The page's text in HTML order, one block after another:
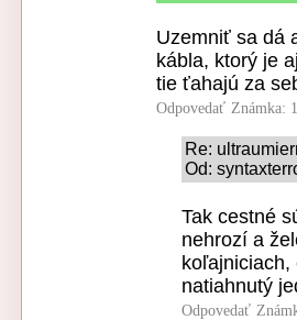
Uzemniť sa dá
kábla, ktorý je
tie ťahajú za
Odpovedať Známka:
Re:
Od:
Tak cestné
nehrozí a
natiahnutý
Odpovedať